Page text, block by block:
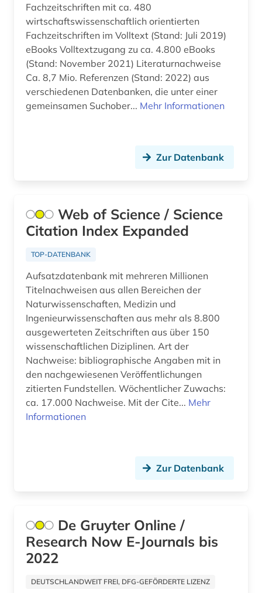
fachdidaktik (6)
fachinformation (1)
fallstudie (1)
familie (1)
familienrecht (1)
fernerkundung (2)
fertigungstechnik (1)
festschrift (1)
fid benelux (1)
fid biodiversitätsforschung (1)
fid erziehungswissenschaft und
bildungsforschung (1)
fid geschichtswissenschaft (1)
fid jüdische studien (1)
film (4)
Fachzeitschriften mit ca. 480
wirtschaftswissenschaftlich orientierten
Fachzeitschriften im Volltext (Stand: Juli 2019)
eBooks Volltextzugang zu ca. 4.800 eBooks
(Stand: November 2021) Literaturnachweise
Ca. 8,7 Mio. Referenzen (Stand: 2022) aus
verschiedenen Datenbanken, die unter einer
gemeinsamen Suchober... Mehr Informationen
Zur Datenbank
Web of Science / Science
Citation Index Expanded
TOP-DATENBANK
Aufsatzdatenbank mit mehreren Millionen
Titelnachweisen aus allen Bereichen der
Naturwissenschaften, Medizin und
Ingenieurwissenschaften aus mehr als 8.800
ausgewerteten Zeitschriften aus über 150
wissenschaftlichen Diziplinen. Art der
Nachweise: bibliographische Angaben mit in
den nachgewiesenen Veröffentlichungen
zitierten Fundstellen. Wöchentlicher Zuwachs:
ca. 17.000 Nachweise. Mit der Cite... Mehr
Informationen
Zur Datenbank
De Gruyter Online /
Research Now E-Journals bis
2022
DEUTSCHLANDWEIT FREI, DFG-GEFÖRDERTE LIZENZ